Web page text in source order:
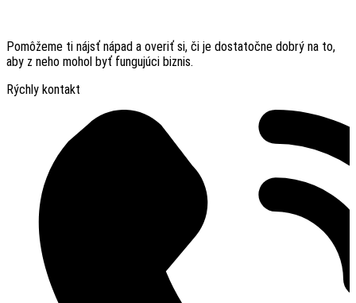
Pomôžeme ti nájsť nápad a overiť si, či je dostatočne dobrý na to,
aby z neho mohol byť fungujúci biznis.
Rýchly kontakt